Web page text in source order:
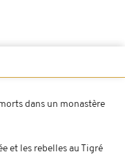
dans un monastère
et les rebelles au Tigré